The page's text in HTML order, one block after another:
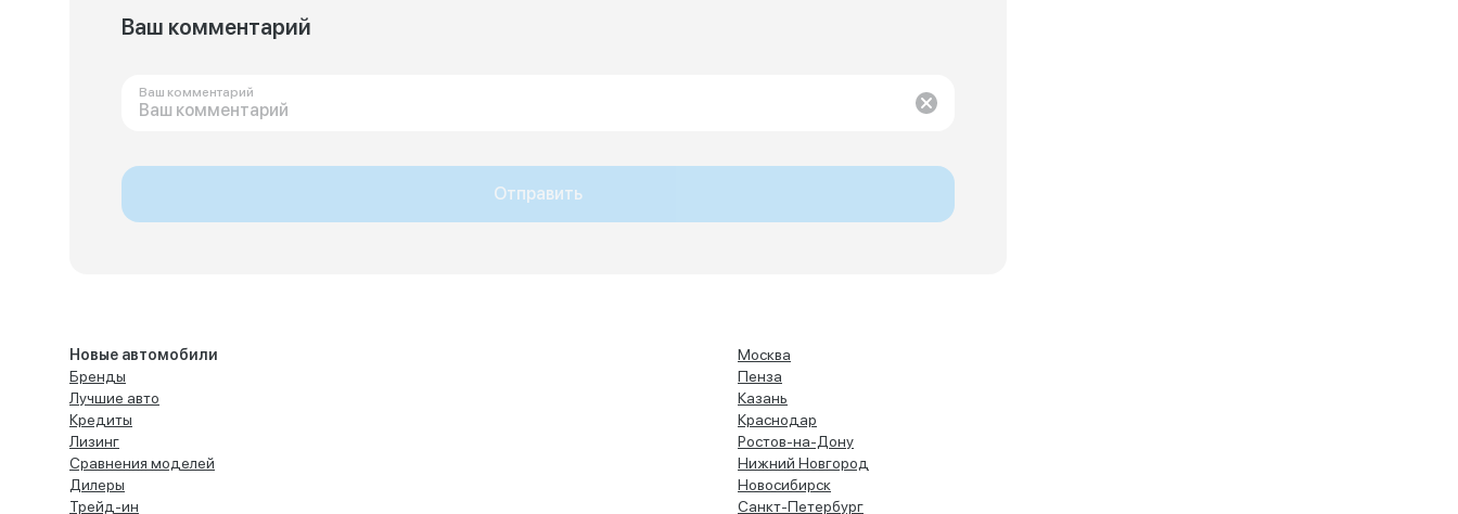
Ваш комментарий
Ваш комментарий
Отправить
Новые автомобили
Бренды
Лучшие авто
Кредиты
Лизинг
Сравнения моделей
Дилеры
Трейд-ин
Москва
Пенза
Казань
Краснодар
Ростов-на-Дону
Нижний Новгород
Новосибирск
Санкт-Петербург